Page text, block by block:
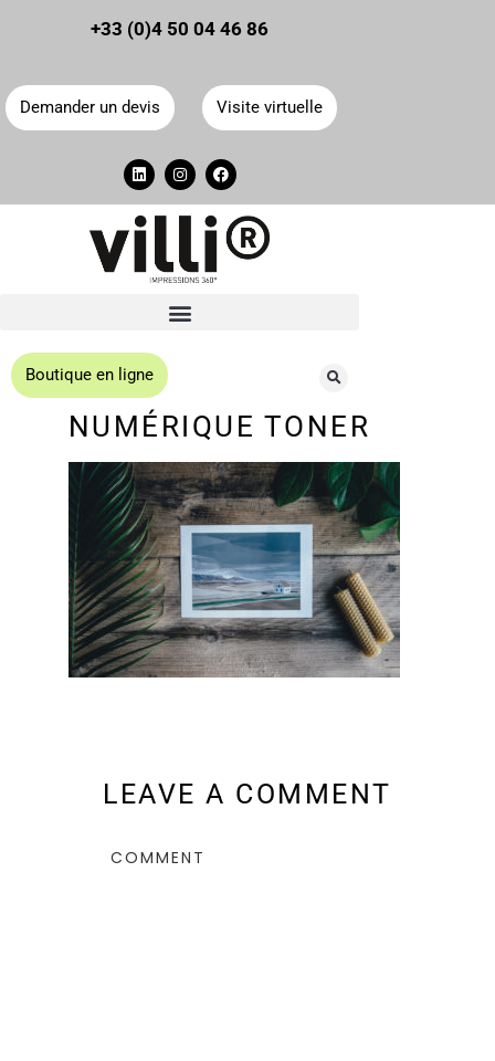
Panneau de gestion des cookies
+33 (0)4 50 04 46 86
Demander un devis Visite virtuelle
Boutique en ligne
NUMÉRIQUE TONER
LEAVE A COMMENT